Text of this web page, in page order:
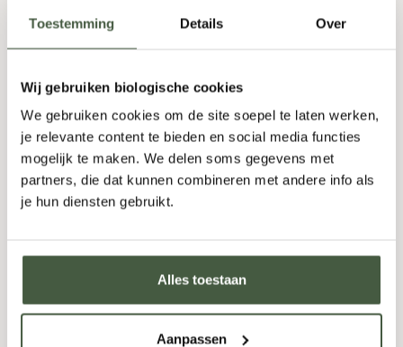
Toestemming Details Over
Wij gebruiken biologische cookies
We gebruiken cookies om de site soepel te laten werken,
je relevante content te bieden en social media functies
mogelijk te maken. We delen soms gegevens met
partners, die dat kunnen combineren met andere info als
je hun diensten gebruikt.
Alles toestaan
Aanpassen
64,95
Fles - + Doos (6)
TOEVOEGEN